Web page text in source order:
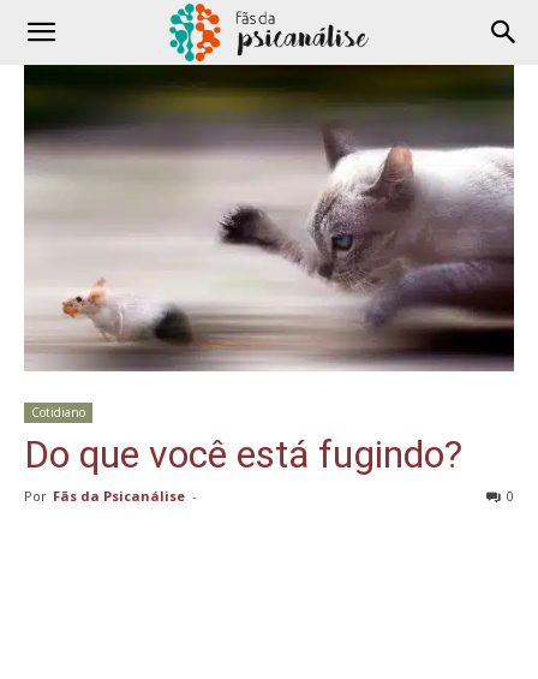
Cotidiano
Do que você está fugindo?
Por Fãs da Psicanálise - 0